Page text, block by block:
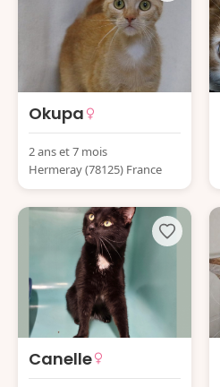
Okupa
2 ans et 7 mois
Hermeray (78125) France
Canelle